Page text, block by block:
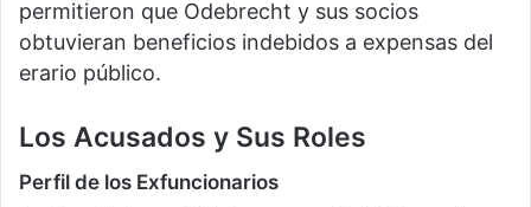
permitieron que Odebrecht y sus socios
obtuvieran beneficios indebidos a expensas del
erario público.
Los Acusados y Sus Roles
Perfil de los Exfuncionarios